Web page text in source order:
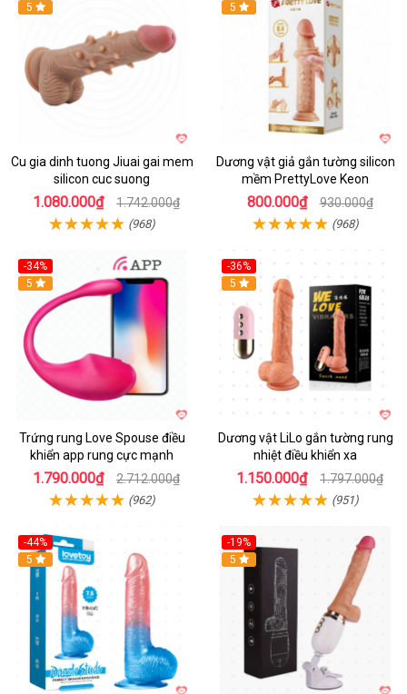
5
Cu gia dinh tuong Jiuai gai mem
silicon cuc suong
1.080.000₫ 1.742.000₫
(968)
5
Dương vật giả gắn tường silicon
mềm PrettyLove Keon
800.000₫ 930.000₫
(968)
-34%
5
Trứng rung Love Spouse điều
khiển app rung cực mạnh
1.790.000₫ 2.712.000₫
(962)
-36%
5
Dương vật LiLo gắn tường rung
nhiệt điều khiển xa
1.150.000₫ 1.797.000₫
(951)
-44%
Hot
5
-19%
Hot
5